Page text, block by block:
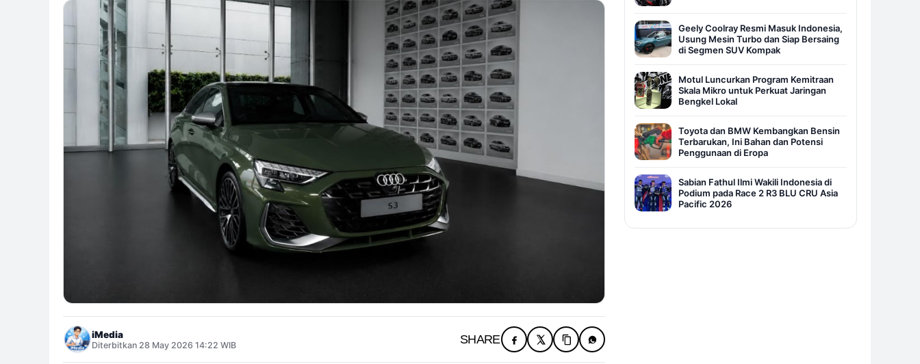
iMedia
Diterbitkan 28 May 2026 14:22 WIB SHARE
Geely Coolray Resmi Masuk Indonesia,
Usung Mesin Turbo dan Siap Bersaing
di Segmen SUV Kompak
Motul Luncurkan Program Kemitraan
Skala Mikro untuk Perkuat Jaringan
Bengkel Lokal
Toyota dan BMW Kembangkan Bensin
Terbarukan, Ini Bahan dan Potensi
Penggunaan di Eropa
Sabian Fathul Ilmi Wakili Indonesia di
Podium pada Race 2 R3 BLU CRU Asia
Pacific 2026